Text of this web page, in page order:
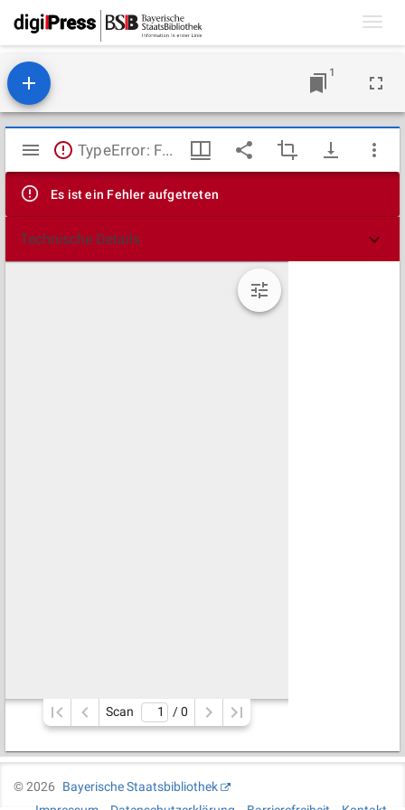
1
Mirador
Viewer
TypeError: Failed to fetch
Es ist ein Fehler aufgetreten
Technische Details
Scan / 0
©2026
Bayerische Staatsbibliothek